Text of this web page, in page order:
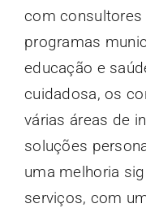
com consultores
programas
educação e
cuidadosa, os
várias áreas de
soluções
uma melhoria
serviços, com